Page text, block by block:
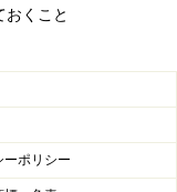
おくこと
ーポリシー